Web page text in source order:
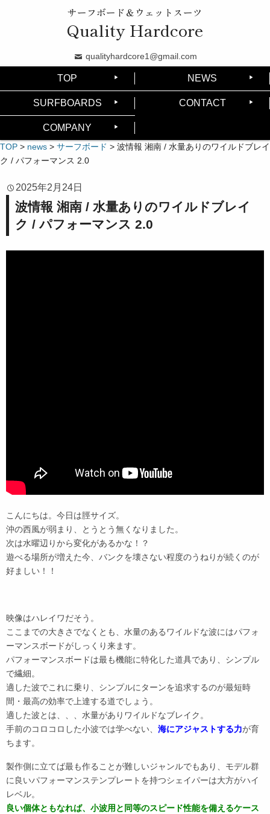
サーフボード＆ウェットスーツ
Quality Hardcore
qualityhardcore1@gmail.com
TOP NEWS
SURFBOARDS CONTACT
COMPANY
TOP > news > サーフボード > 波情報 湘南 / 水量ありのワイルドブレイ
ク / パフォーマンス 2.0
2025年2月24日
波情報 湘南 / 水量ありのワイルドブレイ
ク / パフォーマンス 2.0
こんにちは。今日は脛サイズ。
沖の西風が弱まり、とうとう無くなりました。
次は水曜辺りから変化があるかな！？
遊べる場所が増えた今、バンクを壊さない程度のうねりが続くのが
好ましい！！
映像はハレイワだそう。
ここまでの大きさでなくとも、水量のあるワイルドな波にはパフォ
ーマンスボードがしっくり来ます。
パフォーマンスボードは最も機能に特化した道具であり、シンプル
で繊細。
適した波でこれに乗り、シンプルにターンを追求するのが最短時
間・最高の効率で上達する道でしょう。
適した波とは、、、水量がありワイルドなブレイク。
手前のコロコロした小波では学べない、 海にアジャストする力が育
ちます。
製作側に立てば最も作ることが難しいジャンルでもあり、モデル群
に良いパフォーマンステンプレートを持つシェイパーは大方がハイ
レベル。
良い個体ともなれば、小波用と同等のスピード性能を備えるケース